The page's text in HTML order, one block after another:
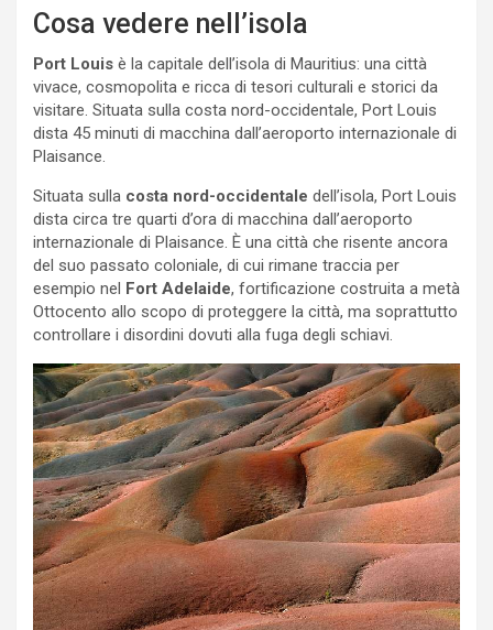
Cosa vedere nell’isola
Port Louis è la capitale dell’isola di Mauritius: una città
vivace, cosmopolita e ricca di tesori culturali e storici da
visitare. Situata sulla costa nord-occidentale, Port Louis
dista 45 minuti di macchina dall’aeroporto internazionale di
Plaisance.
Situata sulla costa nord-occidentale dell’isola, Port Louis
dista circa tre quarti d’ora di macchina dall’aeroporto
internazionale di Plaisance. È una città che risente ancora
del suo passato coloniale, di cui rimane traccia per
esempio nel Fort Adelaide, fortificazione costruita a metà
Ottocento allo scopo di proteggere la città, ma soprattutto
controllare i disordini dovuti alla fuga degli schiavi.